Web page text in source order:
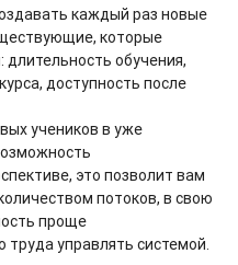
каждый раз новые
которые
обучения,
доступность после
учеников в уже
это позволит вам
потоков, в свою
проще
труда управлять системой.